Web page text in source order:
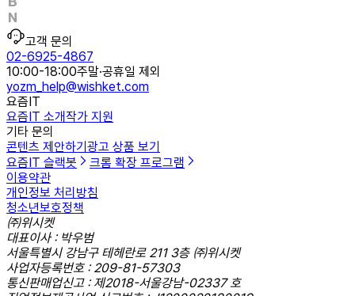
고객 문의
02-6925-4867
10:00-18:00주말·공휴일 제외
yozm_help@wishket.com
요즘IT
요즘IT 소개작가 지원
기타 문의
콘텐츠 제안하기광고 상품 보기
요즘IT 슬랙봇
크롬 확장 프로그램
이용약관
개인정보 처리방침
청소년보호정책
㈜위시켓
대표이사 : 박우범
서울특별시 강남구 테헤란로 211 3층 ㈜위시켓
사업자등록번호 : 209-81-57303
통신판매업신고 : 제2018-서울강남-02337 호